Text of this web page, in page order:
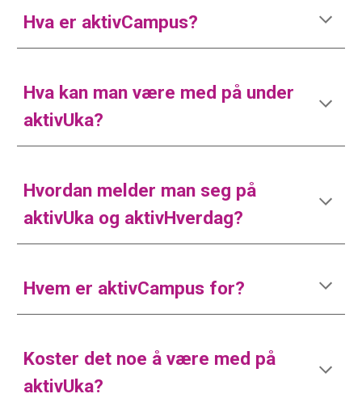
Hva er aktivCampus?
Hva kan man være med på under
aktivUka?
Hvordan melder man seg på
aktivUka og aktivHverdag?
Hvem er aktivCampus for?
Koster det noe å være med på
aktivUka?